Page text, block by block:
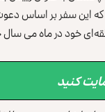
این سفر بر اساس
خود در ماه می سال
کنید